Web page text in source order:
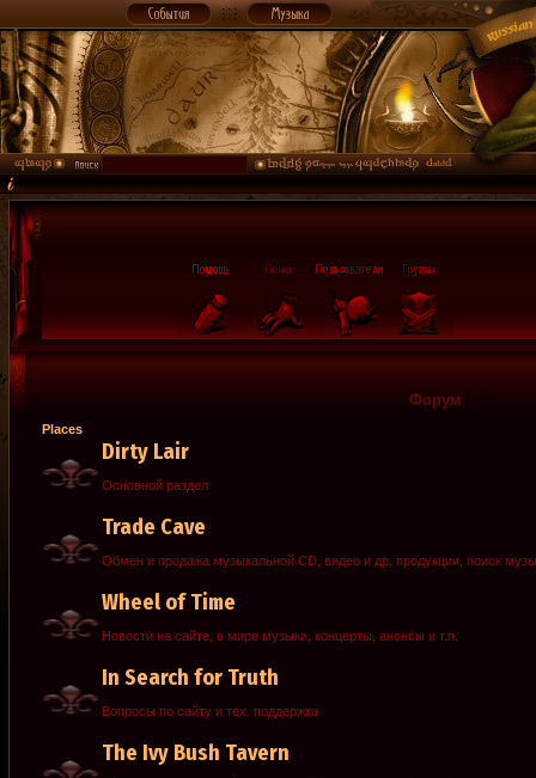
Форум
Places
Dirty Lair
Основной раздел
Trade Cave
Обмен и продажа музыкальной CD, видео и др. продукции, поиск
Wheel of Time
Новости на сайте, в мире музыки, концерты, анонсы и т.п.
In Search for Truth
Вопросы по сайту и тех. поддержка
The Ivy Bush Tavern